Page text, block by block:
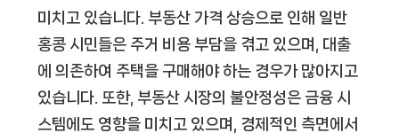
미치고 있습니다. 부동산 가격 상승으로 인해 일반
홍콩 시민들은 주거 비용 부담을 겪고 있으며, 대출
에 의존하여 주택을 구매해야 하는 경우가 많아지고
있습니다. 또한, 부동산 시장의 불안정성은 금융 시
스템에도 영향을 미치고 있으며, 경제적인 측면에서